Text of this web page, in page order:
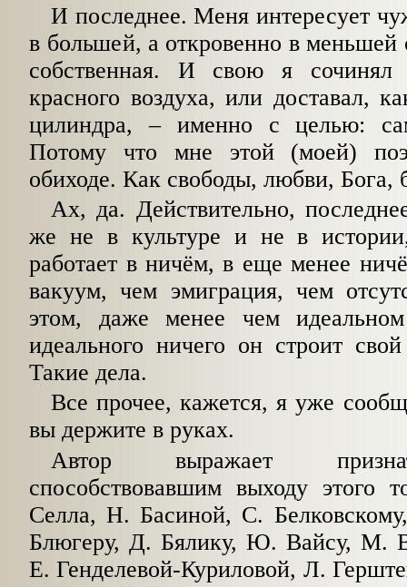
И последнее. Меня интересует
в большей, а откровенно в меньшей
собственная. И свою я
красного воздуха, или доставал,
цилиндра, – именно с целью:
Потому что мне этой (моей)
обиходе. Как свободы, любви, Бога,
Ах, да. Действительно,
же не в культуре и не в
работает в ничём, в еще менее
вакуум, чем эмиграция, чем
этом, даже менее чем
идеального ничего он строит
Такие дела.
Все прочее, кажется, я уже
вы держите в руках.
Автор выражает
способствовавшим выходу этого
Селла, Н. Басиной, С.
Блюгеру, Д. Бялику, Ю. Вайсу, М.
Е. Генделевой-Куриловой, Л.